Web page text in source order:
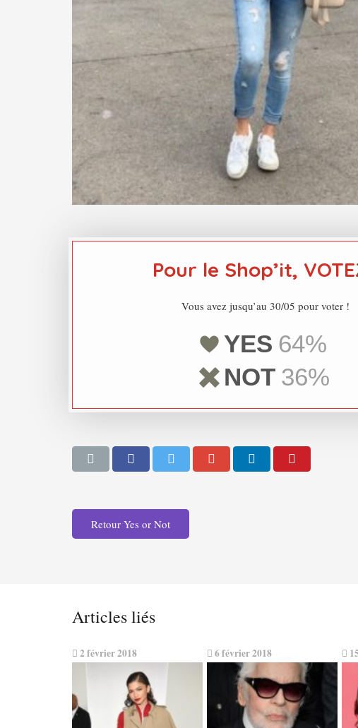
Pour le Shop’it,
Vous avez jusqu’au 30/05 pour voter !
YES 64%
NOT 36%
Retour Yes or Not
Articles liés
2 février 2018 6 février 2018